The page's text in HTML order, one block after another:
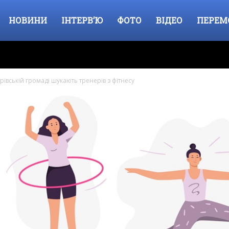
НОВИНИ ІНТЕРВ’Ю ФОТО ВІДЕО
громаді шукають тренерів з фітнесу